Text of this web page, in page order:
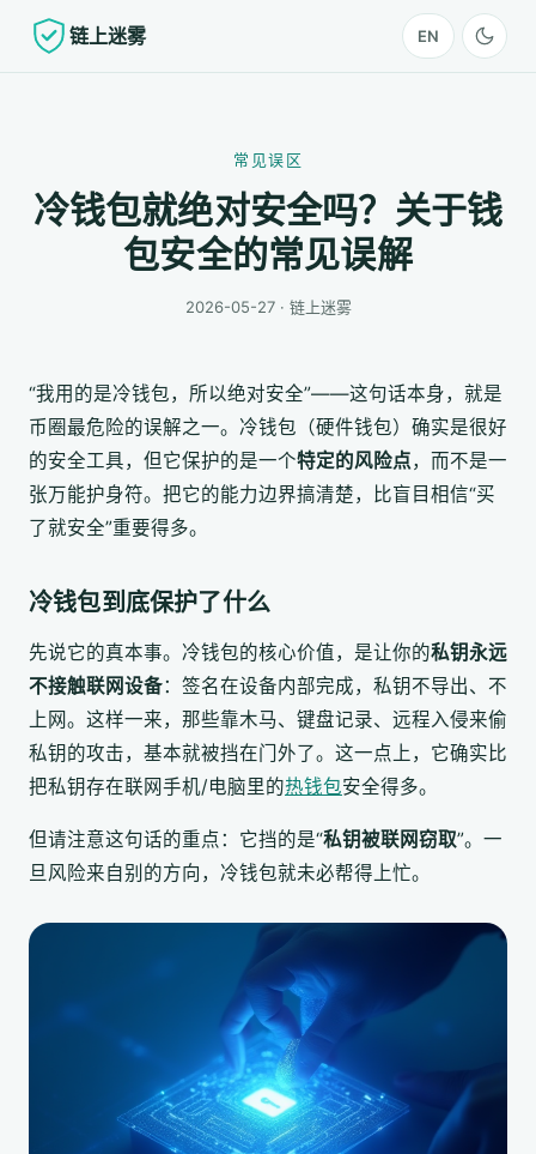
链上迷雾 EN
常见误区
冷钱包就绝对安全吗？关于钱
包安全的常见误解
2026-05-27 · 链上迷雾
“我用的是冷钱包，所以绝对安全”——这句话本身，就是
币圈最危险的误解之一。冷钱包（硬件钱包）确实是很好
的安全工具，但它保护的是一个特定的风险点，而不是一
张万能护身符。把它的能力边界搞清楚，比盲目相信“买
了就安全”重要得多。
冷钱包到底保护了什么
先说它的真本事。冷钱包的核心价值，是让你的私钥永远
不接触联网设备：签名在设备内部完成，私钥不导出、不
上网。这样一来，那些靠木马、键盘记录、远程入侵来偷
私钥的攻击，基本就被挡在门外了。这一点上，它确实比
把私钥存在联网手机/电脑里的热钱包安全得多。
但请注意这句话的重点：它挡的是“私钥被联网窃取”。一
旦风险来自别的方向，冷钱包就未必帮得上忙。